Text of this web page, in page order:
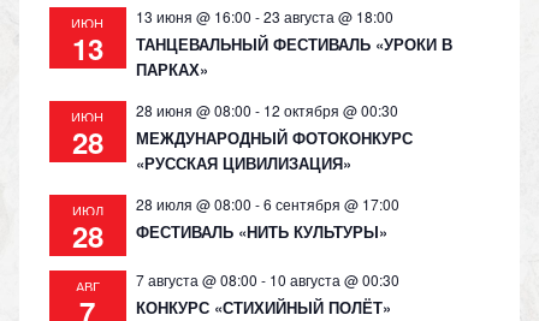
ИЮН
13
13 июня @ 16:00 -23 августа @ 18:00
ТАНЦЕВАЛЬНЫЙ ФЕСТИВАЛЬ «УРОКИ В
ПАРКАХ»
ИЮН
28
28 июня @ 08:00 - 12 октября @ 00:30
МЕЖДУНАРОДНЫЙ ФОТОКОНКУРС
«РУССКАЯ ЦИВИЛИЗАЦИЯ»
ИЮЛ
28
28 июля @ 08:00 -6 сентября @ 17:00
ФЕСТИВАЛЬ «НИТЬ КУЛЬТУРЫ»
АВГ
7
7 августа @ 08:00 - 10 августа @ 00:30
КОНКУРС «СТИХИЙНЫЙ ПОЛЁТ»